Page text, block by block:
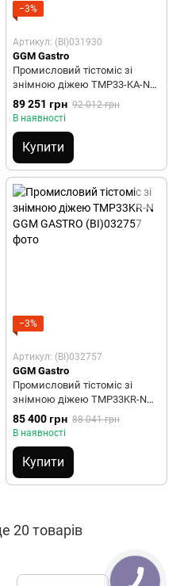
−3%
Артикул: (BI)031930
GGM Gastro
Промисловий тістоміс зі
знімною діжею TMP33-KA-N
GGM GASTRO (2 швидкості)
89 251 грн 92 012 грн
В наявності
Купити
−3%
Артикул: (BI)032757
GGM Gastro
Промисловий тістоміс зі
знімною діжею TMP33KR-N
GGM GASTRO
85 400 грн 88 041 грн
В наявності
Купити
20 товарів